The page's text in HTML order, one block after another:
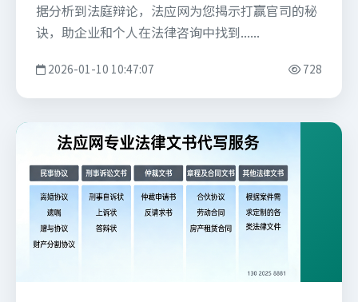
据分析到法庭辩论，法应网为您揭示打赢官司的秘
诀，助企业和个人在法律咨询中找到......
2026-01-10 10:47:07 728